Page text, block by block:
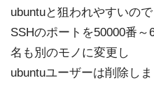
ubuntuと狙われやすいので
SSHのポートを50000番
名も別のモノに変更し
ubuntuユーザーは削除しま